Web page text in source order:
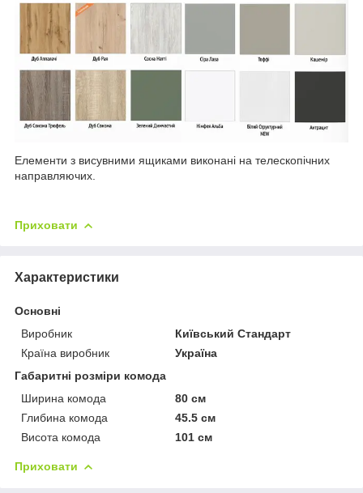
Елементи з висувними ящиками виконані на телескопічних
направляючих.
Приховати
Характеристики
Основні
Виробник
Київський Стандарт
Країна виробник
Україна
Габаритні розміри комода
Ширина комода
80 см
Глибина комода
45.5 см
Висота комода
101 см
Приховати